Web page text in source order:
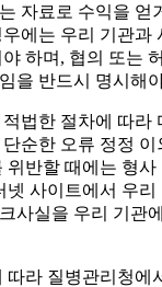
자료로 수익을 얻
에는 우리 기관과
하며, 협의 또는
을 반드시 명시해
법한 절차에 따라
순한 오류 정정
위반할 때에는 형사
넷 사이트에서 우리
사실을 우리 기관
따라 질병관리청에